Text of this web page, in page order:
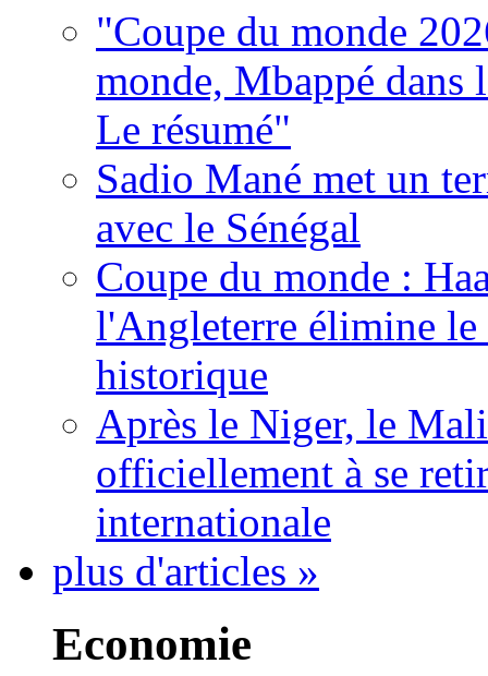
"Coupe du monde
monde, Mbappé dans
Le résumé"
Sadio Mané met un
avec le Sénégal
Coupe du monde :
l'Angleterre élimine
historique
Après le Niger, le
officiellement à se
internationale
plus d'articles »
Economie